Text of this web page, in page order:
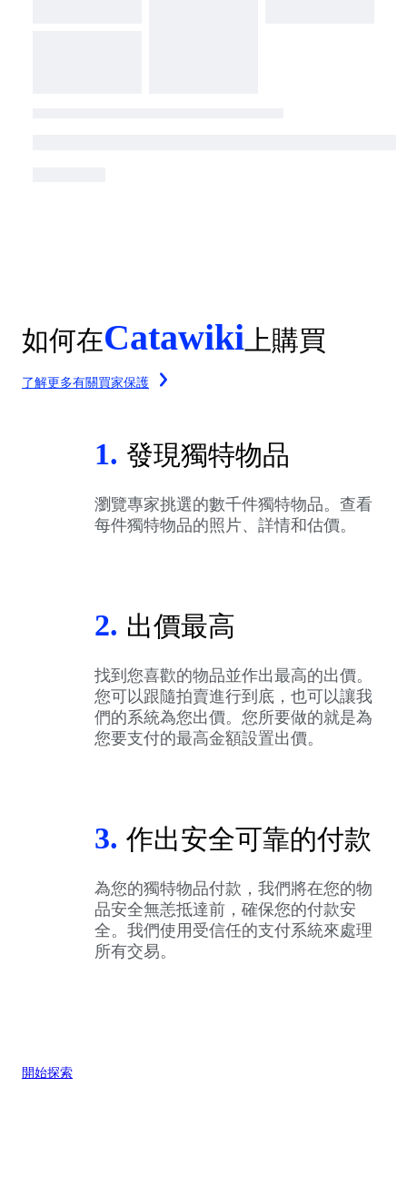
如何在Catawiki 上購買
了解更多有關買家保護
1. 發現獨特物品
瀏覽專家挑選的數千件獨特物品。查看
每件獨特物品的照片、詳情和估價。
2. 出價最高
找到您喜歡的物品並作出最高的出價。
您可以跟隨拍賣進行到底，也可以讓我
們的系統為您出價。您所要做的就是為
您要支付的最高金額設置出價。
3. 作出安全可靠的付款
為您的獨特物品付款，我們將在您的物
品安全無恙抵達前，確保您的付款安
全。我們使用受信任的支付系統來處理
所有交易。
開始探索